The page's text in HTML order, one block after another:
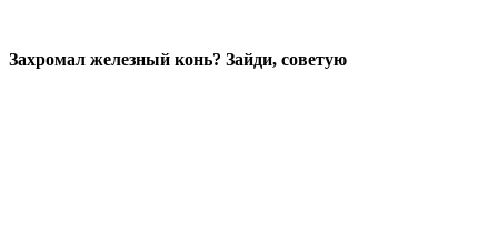
Захромал железный конь? Зайди, советую